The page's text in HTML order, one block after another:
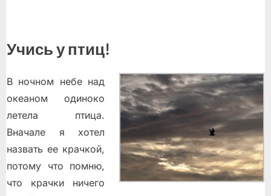
Учись у птиц!
В ночном небе над
океаном одиноко
летела птица.
Вначале я хотел
назвать ее крачкой,
потому что помню,
что крачки ничего